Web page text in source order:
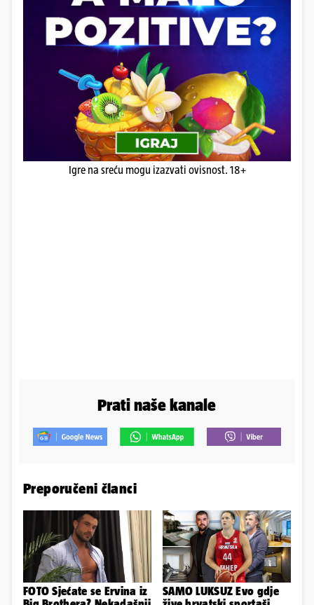
Igre na sreću mogu izazvati ovisnost. 18+
Prati naše kanale
Preporučeni članci
FOTO Sjećate se Ervina iz
SAMO LUKSUZ Evo gdje